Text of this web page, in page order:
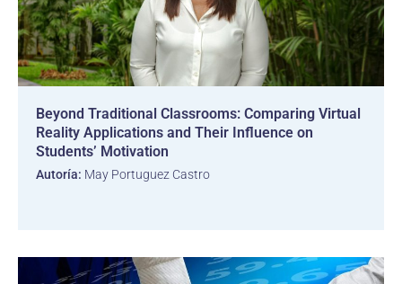
Beyond Traditional Classrooms: Comparing Virtual
Reality Applications and Their Influence on
Students’ Motivation
Autoría: May Portuguez Castro